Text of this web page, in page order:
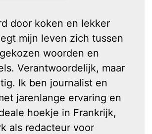
door koken en lekker
mijn leven zich tussen
woorden en
Verantwoordelijk, maar
Ik ben journalist en
jarenlange ervaring en
hoekje in Frankrijk,
als redacteur voor